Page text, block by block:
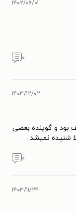
۱۴۰۲/۰۶/۰۱
۰
۱۴۰۳/۱۲/۰۲
بود و گوینده بعضی
شنیده نمیشد .
۰
۱۴۰۳/۱۱/۲۴